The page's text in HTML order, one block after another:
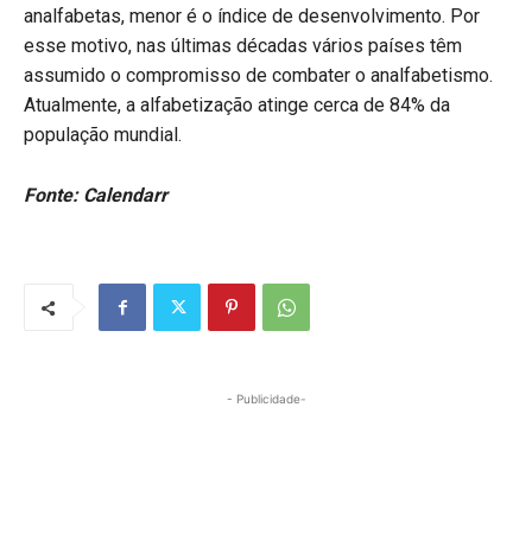
analfabetas, menor é o índice de desenvolvimento. Por
esse motivo, nas últimas décadas vários países têm
assumido o compromisso de combater o analfabetismo.
Atualmente, a alfabetização atinge cerca de 84% da
população mundial.
Fonte: Calendarr
- Publicidade-